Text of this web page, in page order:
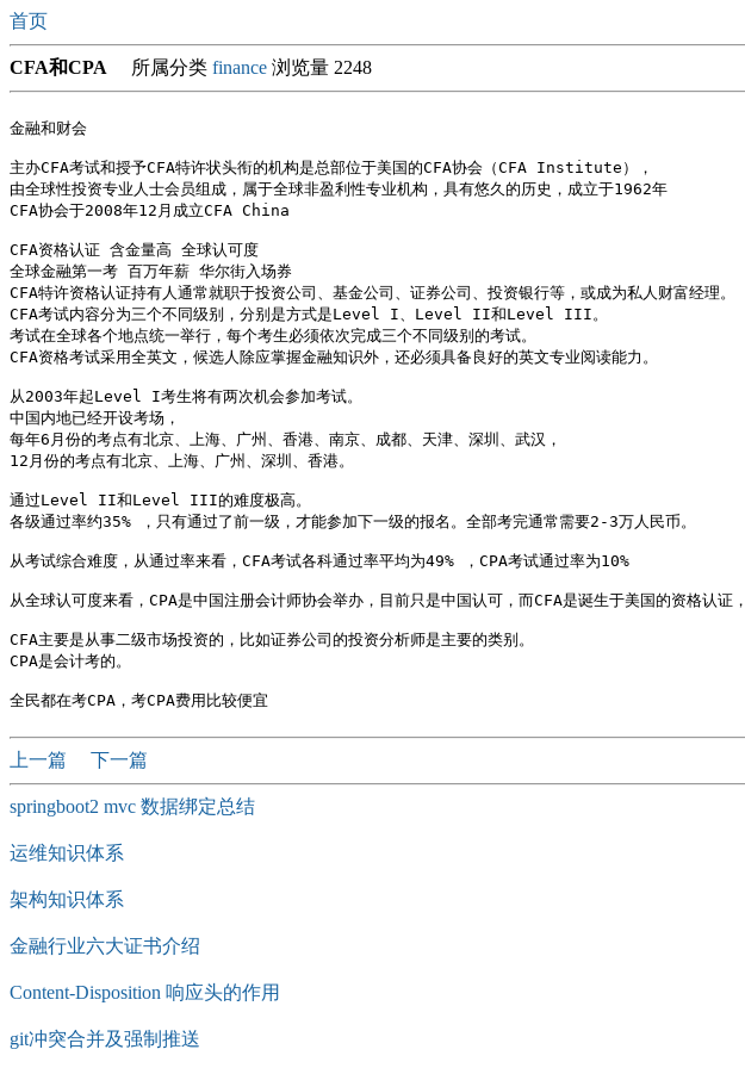
首页
CFA和CPA 所属分类 finance 浏览量 2248
金融和财会
主办CFA考试和授予CFA特许状头衔的机构是总部位于美国的CFA协会（CFA Institute），
由全球性投资专业人士会员组成，属于全球非盈利性专业机构，具有悠久的历史，成立于1962年
CFA协会于2008年12月成立CFA China
CFA资格认证 含金量高 全球认可度
全球金融第一考 百万年薪 华尔街入场券
CFA特许资格认证持有人通常就职于投资公司、基金公司、证券公司、投资银行等，或成为私人财富经理。
CFA考试内容分为三个不同级别，分别是方式是Level I、Level II和Level III。
考试在全球各个地点统一举行，每个考生必须依次完成三个不同级别的考试。
CFA资格考试采用全英文，候选人除应掌握金融知识外，还必须具备良好的英文专业阅读能力。
从2003年起Level I考生将有两次机会参加考试。
中国内地已经开设考场，
每年6月份的考点有北京、上海、广州、香港、南京、成都、天津、深圳、武汉，
12月份的考点有北京、上海、广州、深圳、香港。
通过Level II和Level III的难度极高。
各级通过率约35% ，只有通过了前一级，才能参加下一级的报名。全部考完通常需要2-3万人民币。
从考试综合难度，从通过率来看，CFA考试各科通过率平均为49% ，CPA考试通过率为10%
从全球认可度来看，CPA是中国注册会计师协会举办，目前只是中国认可，而CFA是诞生于美国的资格认证
CFA主要是从事二级市场投资的，比如证券公司的投资分析师是主要的类别。
CPA是会计考的。
上一篇 下一篇
springboot2 mvc 数据绑定总结
运维知识体系
架构知识体系
金融行业六大证书介绍
Content-Disposition 响应头的作用
git冲突合并及强制推送